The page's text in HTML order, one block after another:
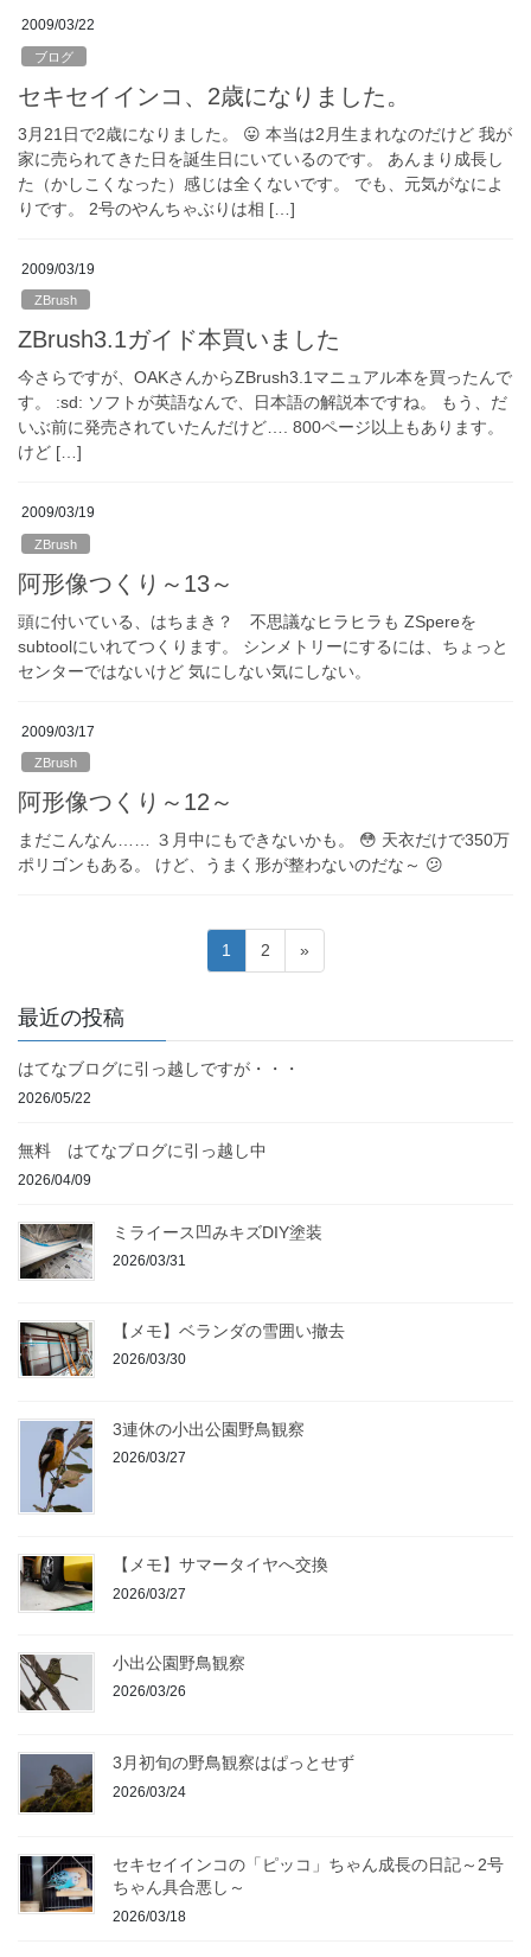
2009/03/22
ブログ
セキセイインコ、2歳になりました。
3月21日で2歳になりました。 😛 本当は2月生まれなのだけど 我が
家に売られてきた日を誕生日にいているのです。 あんまり成長し
た（かしこくなった）感じは全くないです。 でも、元気がなによ
りです。 2号のやんちゃぶりは相 […]
2009/03/19
ZBrush
ZBrush3.1ガイド本買いました
今さらですが、OAKさんからZBrush3.1マニュアル本を買ったんで
す。 :sd: ソフトが英語なんで、日本語の解説本ですね。 もう、だ
いぶ前に発売されていたんだけど…. 800ページ以上もあります。
けど […]
2009/03/19
ZBrush
阿形像つくり～13～
頭に付いている、はちまき？ 不思議なヒラヒラも ZSpereを
subtoolにいれてつくります。 シンメトリーにするには、ちょっと
センターではないけど 気にしない気にしない。
2009/03/17
ZBrush
阿形像つくり～12～
まだこんなん…… ３月中にもできないかも。 😳 天衣だけで350万
ポリゴンもある。 けど、うまく形が整わないのだな～ 😕
の
ペ
ー
送
り
固
定
ジ
1
固
定
2 »
最近の投稿
はてなブログに引っ越しですが・・・
2026/05/22
無料 はてなブログに引っ越し中
2026/04/09
ミライース凹みキズDIY塗装
2026/03/31
【メモ】ベランダの雪囲い撤去
2026/03/30
3連休の小出公園野鳥観察
2026/03/27
【メモ】サマータイヤへ交換
2026/03/27
小出公園野鳥観察
2026/03/26
3月初旬の野鳥観察はぱっとせず
2026/03/24
セキセイインコの「ピッコ」ちゃん成長の日記～2号
ちゃん具合悪し～
2026/03/18